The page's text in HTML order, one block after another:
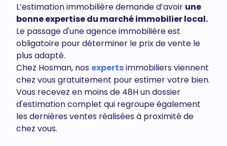
L’estimation immobilière demande d’avoir une
bonne expertise du marché immobilier local.
Le passage d'une agence immobilière est
obligatoire pour déterminer le prix de vente le
plus adapté.
Chez Hosman, nos expertsimmobiliers viennent
chez vous gratuitement pour estimer votre bien.
Vous recevez en moins de 48H un dossier
d'estimation complet qui regroupe également
les dernières ventes réalisées à proximité de
chez vous.